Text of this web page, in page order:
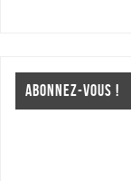
ABONNEZ-VOUS !